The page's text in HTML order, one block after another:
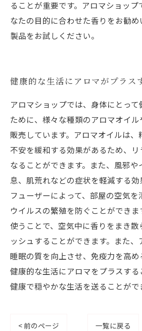
ることが重要です。アロマショッ
なたの目的に合わせた香りをお勧め
製品をお試しください。
健康的な生活にアロマがプラス
アロマショップでは、身体にとっ
ために、様々な種類のアロマオイ
販売しています。アロマオイルは、
不安を緩和する効果があるため、
なることができます。また、風邪や
息、肌荒れなどの症状を軽減する効
フューザーによって、部屋の空気
ウイルスの繁殖を防ぐことができ
使うことで、空気中に香りをまき
ッシュすることができます。また、
睡眠の質を向上させ、免疫力を高め
健康的な生活にアロマをプラスす
健康で穏やかな生活を送ることがで
< 前のページ 一覧に戻る